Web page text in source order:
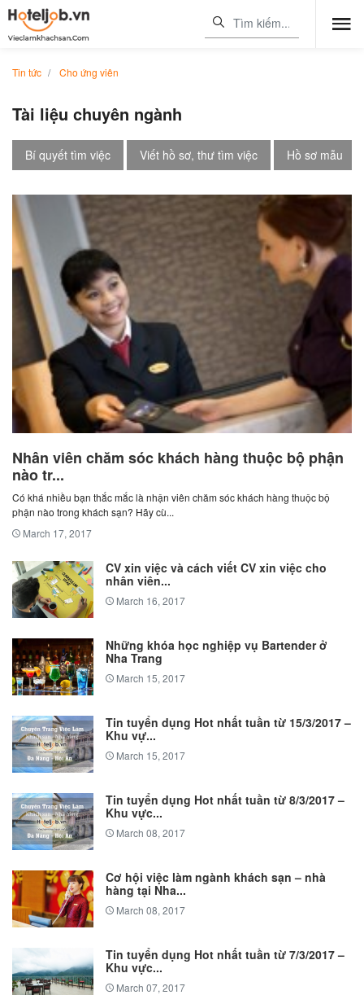
Tin tức Cho ứng viên
Tài liệu chuyên ngành
Bí quyết tìm việc Viết hồ sơ, thư tìm việc Hồ sơ mẫu
Nhân viên chăm sóc khách hàng thuộc bộ phận
nào tr...
Có khá nhiều bạn thắc mắc là nhận viên chăm sóc khách hàng thuộc bộ
phận nào trong khách sạn? Hãy cù...
March 17, 2017
CV xin việc và cách viết CV xin việc cho
nhân viên...
March 16, 2017
Những khóa học nghiệp vụ Bartender ở
Nha Trang
March 15, 2017
Tin tuyển dụng Hot nhất tuần từ 15/3/2017 –
Khu vự...
March 15, 2017
Tin tuyển dụng Hot nhất tuần từ 8/3/2017 –
Khu vực...
March 08, 2017
Cơ hội việc làm ngành khách sạn – nhà
hàng tại Nha...
March 08, 2017
Tin tuyển dụng Hot nhất tuần từ 7/3/2017 –
Khu vực...
March 07, 2017